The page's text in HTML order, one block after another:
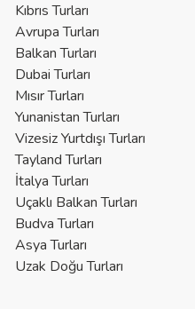
Kıbrıs Turları
Avrupa Turları
Balkan Turları
Dubai Turları
Mısır Turları
Yunanistan Turları
Vizesiz Yurtdışı Turları
Tayland Turları
İtalya Turları
Uçaklı Balkan Turları
Budva Turları
Asya Turları
Uzak Doğu Turları